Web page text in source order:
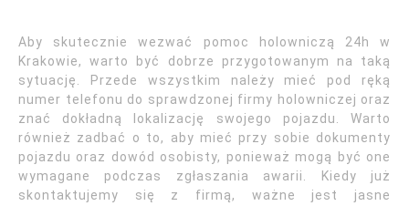
Aby skutecznie wezwać pomoc holowniczą 24h w
Krakowie, warto być dobrze przygotowanym na taką
sytuację. Przede wszystkim należy mieć pod ręką
numer telefonu do sprawdzonej firmy holowniczej oraz
znać dokładną lokalizację swojego pojazdu. Warto
również zadbać o to, aby mieć przy sobie dokumenty
pojazdu oraz dowód osobisty, ponieważ mogą być one
wymagane podczas zgłaszania awarii. Kiedy już
skontaktujemy się z firmą, ważne jest jasne